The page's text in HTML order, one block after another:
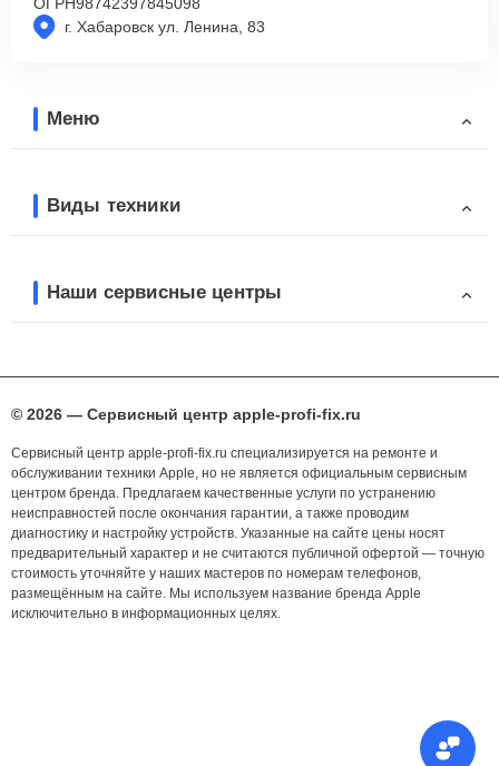
г. Хабаровск ул. Ленина, 83
Меню
Виды техники
Наши сервисные центры
© 2026 — Сервисный центр apple-profi-fix.ru
Сервисный центр apple-profi-fix.ru специализируется на ремонте и
обслуживании техники Apple, но не является официальным сервисным
центром бренда. Предлагаем качественные услуги по устранению
неисправностей после окончания гарантии, а также проводим
диагностику и настройку устройств. Указанные на сайте цены носят
предварительный характер и не считаются публичной офертой — точную
стоимость уточняйте у наших мастеров по номерам телефонов,
размещённым на сайте. Мы используем название бренда Apple
исключительно в информационных целях.